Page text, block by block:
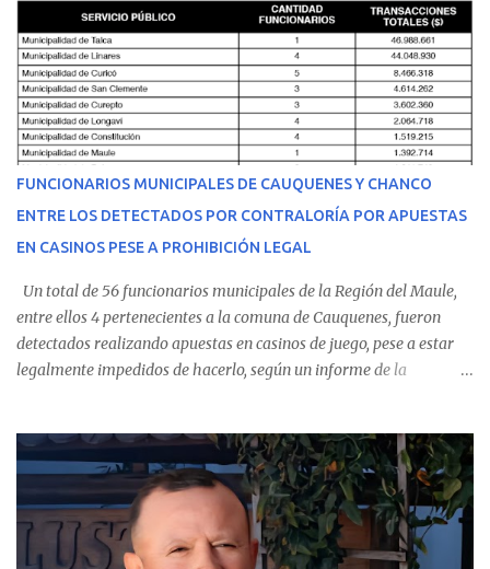
malestares físicos. Dada la complejidad de su estado de salud, el
equipo médico determinó su traslado de urgencia al Hospital
Regional de Talca y dado la urgencia la ambulancia partió hacia
Talca con escolta de Carabineros. En medio del traslado, el
estudiante de medicina de 25 años, se agravó y pese a los esfuerzos
del personal de emergencia terminó falleciendo, sin alcanzar a
recibir atención especializada en el centro de destino. Apenas se
conoció la gravedad de su condición, sus padres —residentes en
Villarrica— se trasladaron a Cauquenes con la esperanza de una
evolución favorable. No obstante, alrededo...
FUNCIONARIOS MUNICIPALES DE CAUQUENES Y CHANCO
ENTRE LOS DETECTADOS POR CONTRALORÍA POR APUESTAS
EN CASINOS PESE A PROHIBICIÓN LEGAL
Un total de 56 funcionarios municipales de la Región del Maule,
entre ellos 4 pertenecientes a la comuna de Cauquenes, fueron
detectados realizando apuestas en casinos de juego, pese a estar
legalmente impedidos de hacerlo, según un informe de la
estableció que estos funcionarios —quienes administran o
custodian fondos públicos— efectuaron transacciones por un
monto total de $116.075.918 entre enero de 2024 y junio de 2025.
En el detalle regional, se indica que en la comuna de Cauquenes se
identificó a cuatro funcionarios involucrados en este tipo de